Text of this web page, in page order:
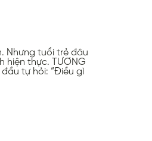
Nhưng tuổi trẻ đâu
hiện thực. TƯƠNG
tự hỏi: “Điều gì